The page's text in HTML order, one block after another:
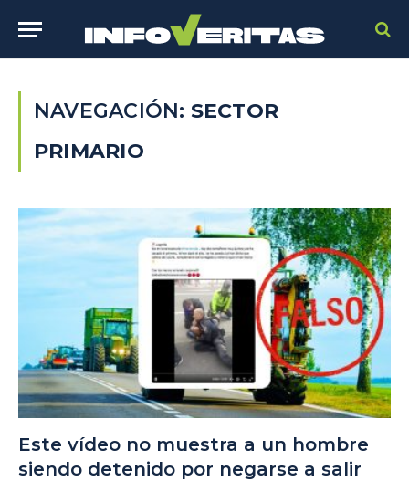
NAVEGACIÓN: SECTOR
PRIMARIO
Este vídeo no muestra a un hombre
siendo detenido por negarse a salir